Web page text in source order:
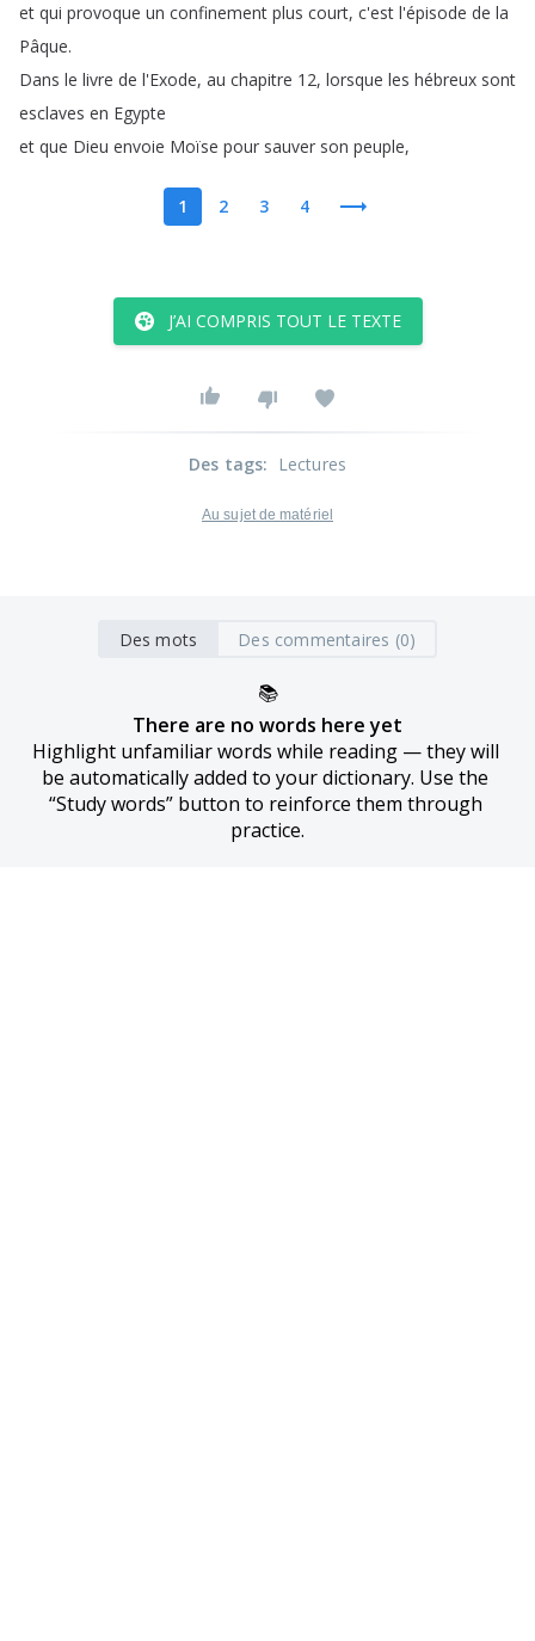
et qui provoque un confinement plus court, c'est l'épisode de la
Pâque.
Dans le livre de l'Exode, au chapitre 12, lorsque les hébreux sont
esclaves en Egypte
et que Dieu envoie Moïse pour sauver son peuple,
1 2 3 4
J’AI COMPRIS TOUT LE TEXTE
Des tags: Lectures
Au sujet de matériel
Des mots Des commentaires (0)
📚
There are no words here yet
Highlight unfamiliar words while reading — they will
be automatically added to your dictionary. Use the
“Study words” button to reinforce them through
practice.